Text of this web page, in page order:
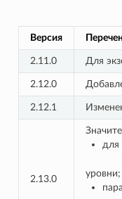
Версия
2.11.0 Для
2.12.0
2.12.1
2.13.0
для
уровни;